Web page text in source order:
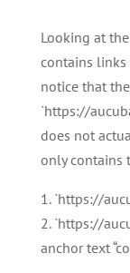
Looking at
contains links
notice that
`https://
does not
only contains
1. `https://
2. `https://
anchor text